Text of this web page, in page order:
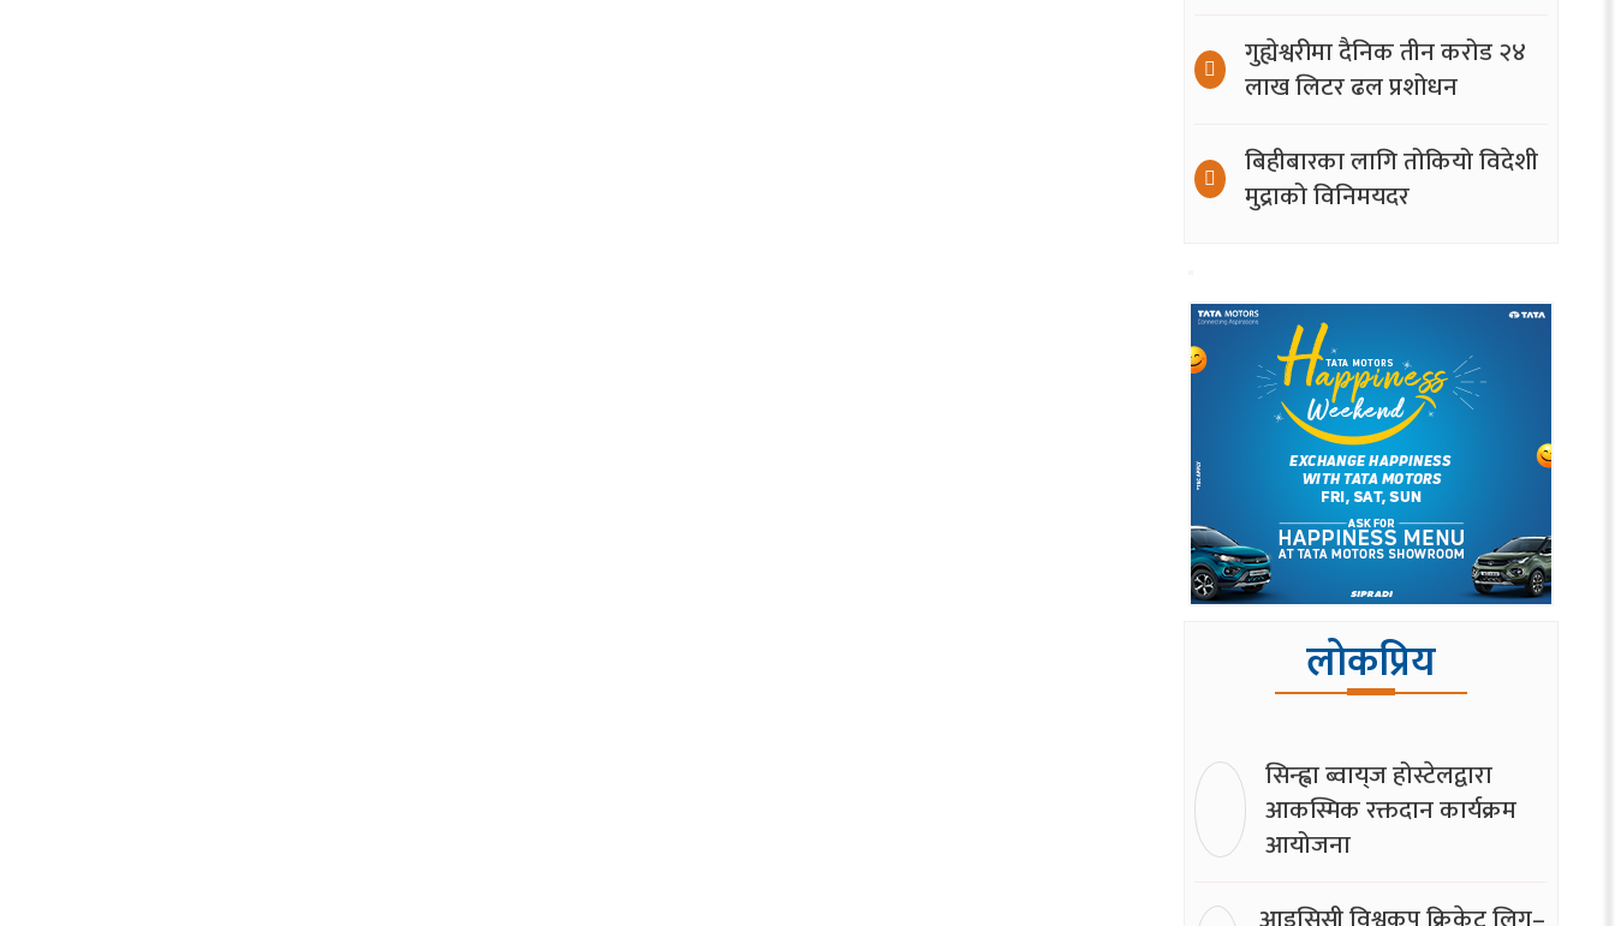
गुह्येश्वरीमा दैनिक तीन करोड २४
लाख लिटर ढल प्रशोधन
बिहीबारका लागि तोकियो विदेशी
मुद्राको विनिमयदर
लोकप्रिय
सिन्ह्वा ब्वाय्‌ज होस्टेलद्वारा
आकस्मिक रक्तदान कार्यक्रम
आयोजना